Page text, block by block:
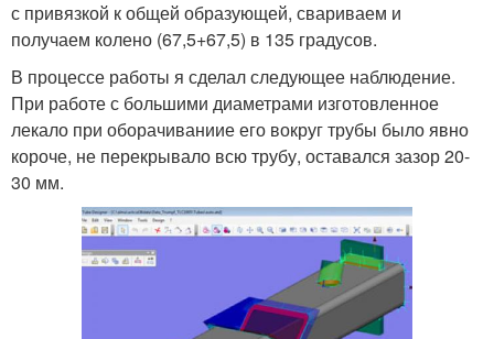
с привязкой к общей образующей, свариваем и
получаем колено (67,5+67,5) в 135 градусов.
В процессе работы я сделал следующее наблюдение.
При работе с большими диаметрами изготовленное
лекало при оборачиваниие его вокруг трубы было явно
короче, не перекрывало всю трубу, оставался зазор 20-
30 мм.